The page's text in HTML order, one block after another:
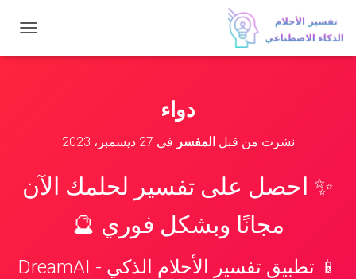
ب
ل
دواء
نشرت من قبلالمفسر في 27 ديسمبر، 2023
✨ احصل على تفسير لحلمك الآن
مجانًا وبشكل فوري 🔮
📱 تطبيق تفسير الأحلام الذكي - DreamAI